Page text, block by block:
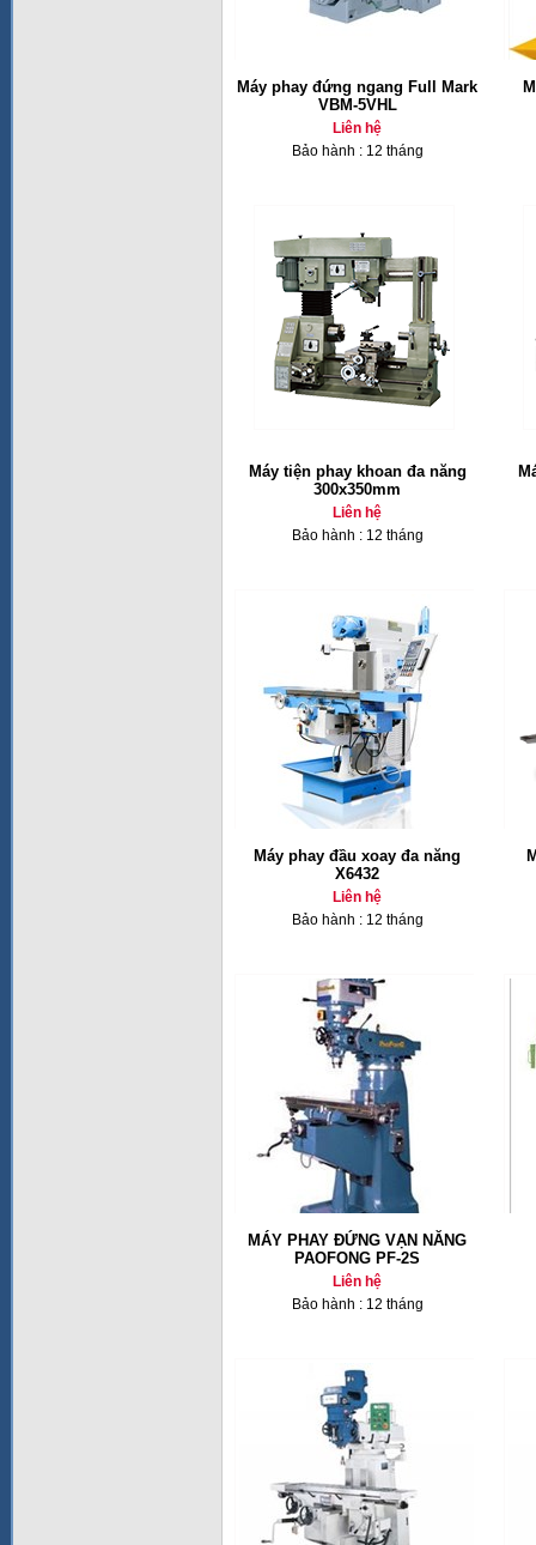
Máy phay đứng ngang Full Mark
VBM-5VHL
Liên hệ
Bảo hành : 12 tháng
Máy tiện phay khoan đa năng
300x350mm
Liên hệ
Bảo hành : 12 tháng
Máy phay đầu xoay đa năng
X6432
Liên hệ
Bảo hành : 12 tháng
MÁY PHAY ĐỨNG VẠN NĂNG
PAOFONG PF-2S
Liên hệ
Bảo hành : 12 tháng